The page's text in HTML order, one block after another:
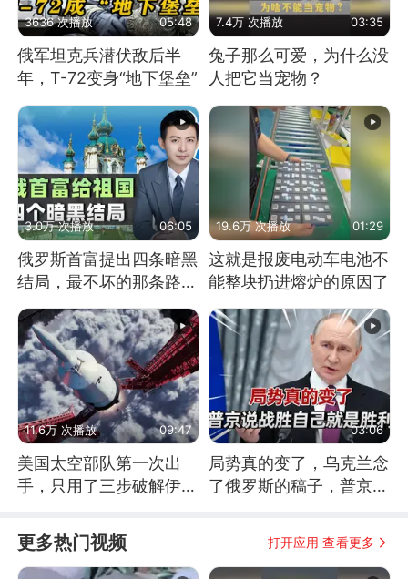
3636 次播放 05:48
俄军坦克兵潜伏敌后半
年，T-72变身“地下堡垒”
7.4万 次播放 03:35
兔子那么可爱，为什么没
人把它当宠物？
3.0万 次播放 06:05
俄罗斯首富提出四条暗黑
结局，最不坏的那条路是
通向东方
19.6万 次播放 01:29
这就是报废电动车电池不
能整块扔进熔炉的原因了
11.6万 次播放 09:47
美国太空部队第一次出
手，只用了三步破解伊朗
03:06
局势真的变了，乌克兰念
了俄罗斯的稿子，普京说
更多热门视频 打开应用 查看更多